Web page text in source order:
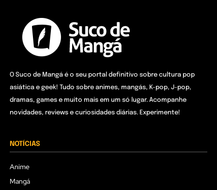
O Suco de Mangá é o seu portal definitivo sobre cultura pop
asiática e geek! Tudo sobre animes, mangás, K-pop, J-pop,
dramas, games e muito mais em um só lugar. Acompanhe
novidades, reviews e curiosidades diárias. Experimente!
NOTÍCIAS
Anime
Mangá